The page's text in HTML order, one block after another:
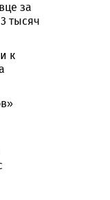
за
тысяч
к